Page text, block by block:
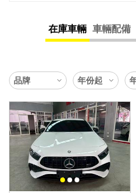
在庫車輛 車輛配備